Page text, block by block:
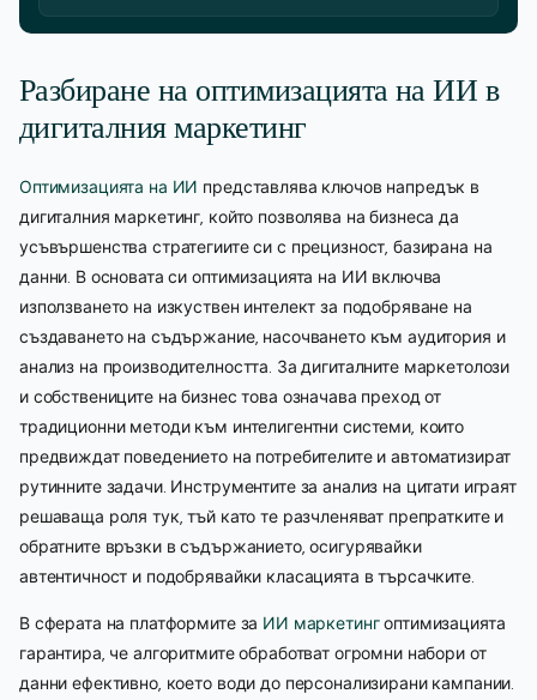
Разбиране на оптимизацията на ИИ в
дигиталния маркетинг
Оптимизацията на ИИ представлява ключов напредък в
дигиталния маркетинг, който позволява на бизнеса да
усъвършенства стратегиите си с прецизност, базирана на
данни. В основата си оптимизацията на ИИ включва
използването на изкуствен интелект за подобряване на
създаването на съдържание, насочването към аудитория и
анализ на производителността. За дигиталните маркетолози
и собствениците на бизнес това означава преход от
традиционни методи към интелигентни системи, които
предвиждат поведението на потребителите и автоматизират
рутинните задачи. Инструментите за анализ на цитати играят
решаваща роля тук, тъй като те разчленяват препратките и
обратните връзки в съдържанието, осигурявайки
автентичност и подобрявайки класацията в търсачките.
В сферата на платформите за ИИ маркетингоптимизацията
гарантира, че алгоритмите обработват огромни набори от
данни ефективно, което води до персонализирани кампании.